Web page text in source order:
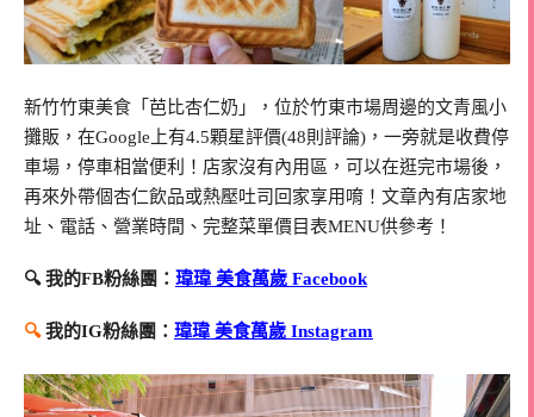
新竹竹東美食「芭比杏仁奶」，位於竹東市場周邊的文青風小
攤販，在Google上有4.5顆星評價(48則評論)，一旁就是收費停
車場，停車相當便利！店家沒有內用區，可以在逛完市場後，
再來外帶個杏仁飲品或熱壓吐司回家享用唷！文章內有店家地
址、電話、營業時間、完整菜單價目表MENU供參考！
🔍 我的FB粉絲團： 瑋瑋 美食萬歲 Facebook
🔍我的IG粉絲團： 瑋瑋 美食萬歲 Instagram